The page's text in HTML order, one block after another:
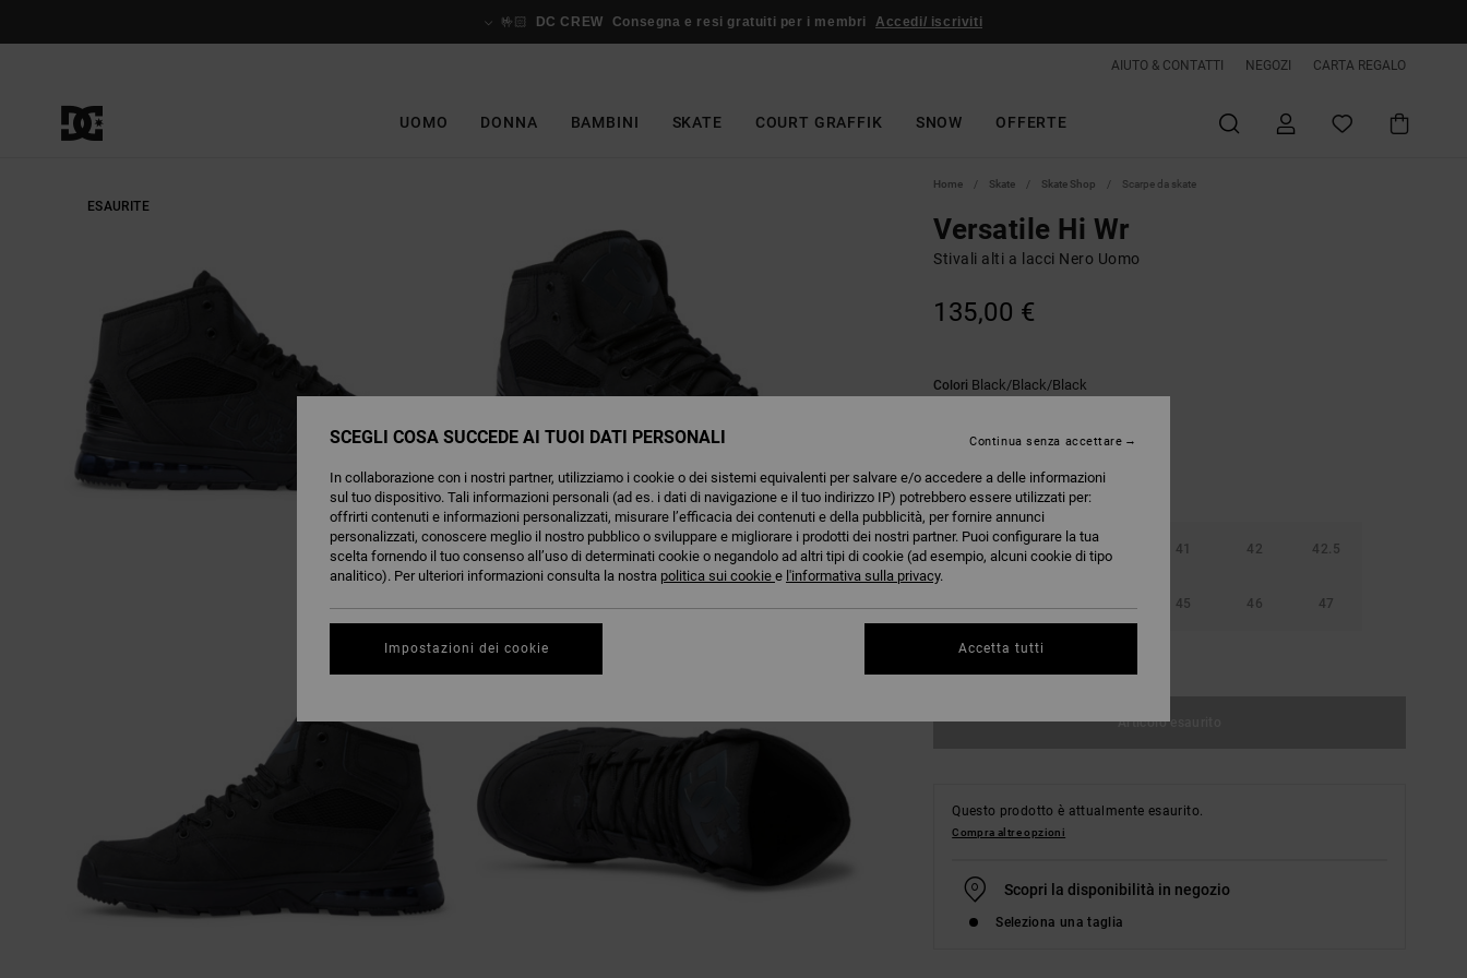
🤟🏻 DC CREW Consegna e resi gratuiti per i membri Accedi/ iscriviti
AIUTO & CONTATTI NEGOZI CARTA REGALO
UOMO DONNA BAMBINI SKATE COURT GRAFFIK SNOW OFFERTE
ESAURITE
Home Skate Skate Shop Scarpe da skate
Versatile Hi Wr
Stivali alti a lacci Nero Uomo
135,00 €
Colori Black/black/black
39 41 42 42.5
45 46 47
Consulta la guida alle taglie
Articolo esaurito
Questo prodotto è attualmente esaurito.
Compra altre opzioni
Scopri la disponibilità in negozio
Seleziona una taglia
SCEGLI COSA SUCCEDE AI TUOI DATI PERSONALI
In collaborazione con i nostri partner, utilizziamo i cookie o dei sistemi equivalenti per salvare e/o accedere a delle informazioni
sul tuo dispositivo. Tali informazioni personali (ad es. i dati di navigazione e il tuo indirizzo IP) potrebbero essere utilizzati per:
offrirti contenuti e informazioni personalizzati, misurare l’efficacia dei contenuti e della pubblicità, per fornire annunci
personalizzati, conoscere meglio il nostro pubblico o sviluppare e migliorare i prodotti dei nostri partner. Puoi configurare la tua
scelta fornendo il tuo consenso all’uso di determinati cookie o negandolo ad altri tipi di cookie (ad esempio, alcuni cookie di tipo
analitico). Per ulteriori informazioni consulta la nostra politica sui cookie e l'informativa sulla privacy.
Impostazioni dei cookie
Continua senza accettare
Accetta tutti